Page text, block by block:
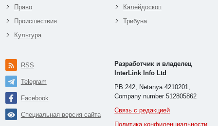
Право
Происшествия
Культура
Калейдоскоп
Трибуна
RSS
Telegram
Facebook
Специальная версия сайта
Разработчик и владелец
InterLink Info Ltd
PB 242, Netanya 4210201,
Company number 512805862
Связь с редакцией
Политика конфиденциальности